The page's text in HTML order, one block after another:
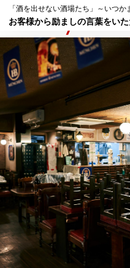
「酒を出せない酒場たち」～いつ